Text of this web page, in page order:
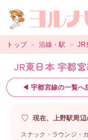
トップ ＞ 沿線・駅 ＞ JR
JR東日本 宇都
◀宇都宮線の一覧へ
現在、 上野駅周辺
スナック・ラウンジ・